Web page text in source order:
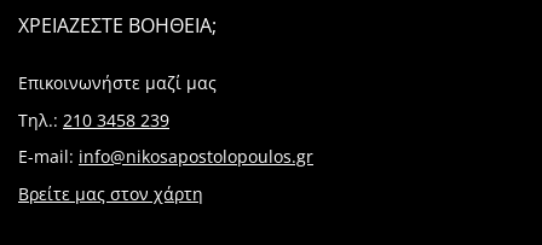
ΧΡΕΙΑΖΕΣΤΕ ΒΟΗΘΕΙΑ;
Επικοινωνήστε μαζί μας
Τηλ.: 210 3458 239
E-mail: info@nikosapostolopoulos.gr
Βρείτε μας στον χάρτη